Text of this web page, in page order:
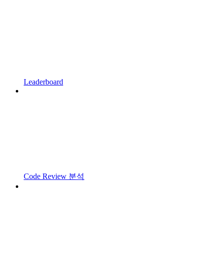
Leaderboard
Code Review 분석